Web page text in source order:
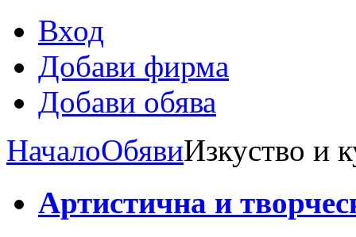
Вход
Добави фирма
Добави обява
НачалоОбявиИзкуство и
Артистична и